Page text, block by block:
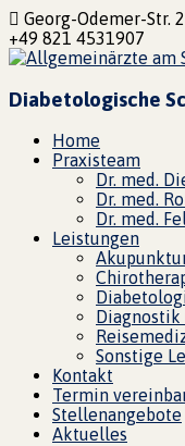
Georg-Odemer-Str.
+49 821 4531907
Diabetologische
Home
Praxisteam
Dr. med.
Dr. med.
Dr. med.
Leistungen
Diagnostik
Sonstige
Kontakt
Termin
Stellenangebote
Aktuelles